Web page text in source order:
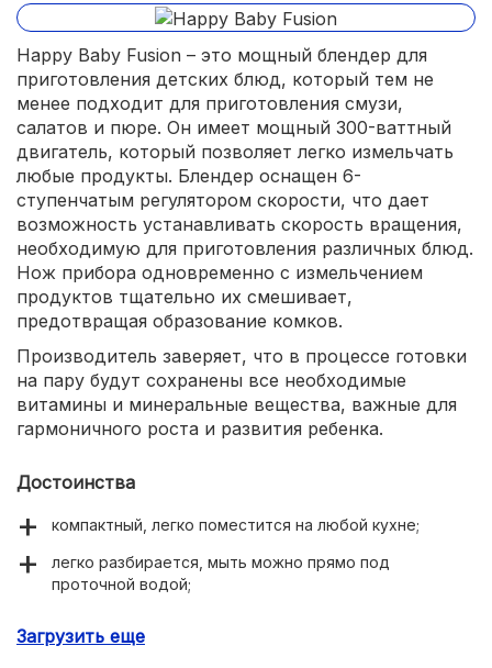
Happy Baby Fusion – это мощный блендер для
приготовления детских блюд, который тем не
менее подходит для приготовления смузи,
салатов и пюре. Он имеет мощный 300-ваттный
двигатель, который позволяет легко измельчать
любые продукты. Блендер оснащен 6-
ступенчатым регулятором скорости, что дает
возможность устанавливать скорость вращения,
необходимую для приготовления различных блюд.
Нож прибора одновременно с измельчением
продуктов тщательно их смешивает,
предотвращая образование комков.
Производитель заверяет, что в процессе готовки
на пару будут сохранены все необходимые
витамины и минеральные вещества, важные для
гармоничного роста и развития ребенка.
Достоинства
компактный, легко поместится на любой кухне;
легко разбирается, мыть можно прямо под
проточной водой;
Загрузить еще